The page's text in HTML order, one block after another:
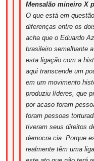
Mensalão mineiro X
O que está em
diferenças entre os
acha que o Eduardo
brasileiro semelhante
esta ligação com a
aqui transcende um
em um movimento
produziu líderes, que
por acaso foram
foram pessoas
tiveram seus direitos
democra cia. Porque
realmente têm uma